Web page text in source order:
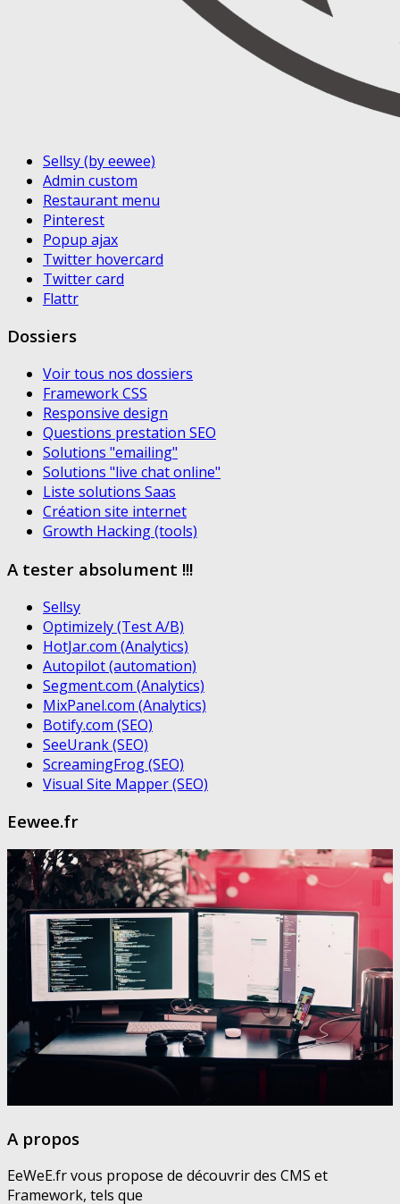
Sellsy (by eewee)
Admin custom
Restaurant menu
Pinterest
Popup ajax
Twitter hovercard
Twitter card
Flattr
Dossiers
Voir tous nos dossiers
Framework CSS
Responsive design
Questions prestation SEO
Solutions "emailing"
Solutions "live chat online"
Liste solutions Saas
Création site internet
Growth Hacking (tools)
A tester absolument !!!
Sellsy
Optimizely (Test A/B)
HotJar.com (Analytics)
Autopilot (automation)
Segment.com (Analytics)
MixPanel.com (Analytics)
Botify.com (SEO)
SeeUrank (SEO)
ScreamingFrog (SEO)
Visual Site Mapper (SEO)
Eewee.fr
A propos
EeWeE.fr vous propose de découvrir des CMS et
Framework, tels que